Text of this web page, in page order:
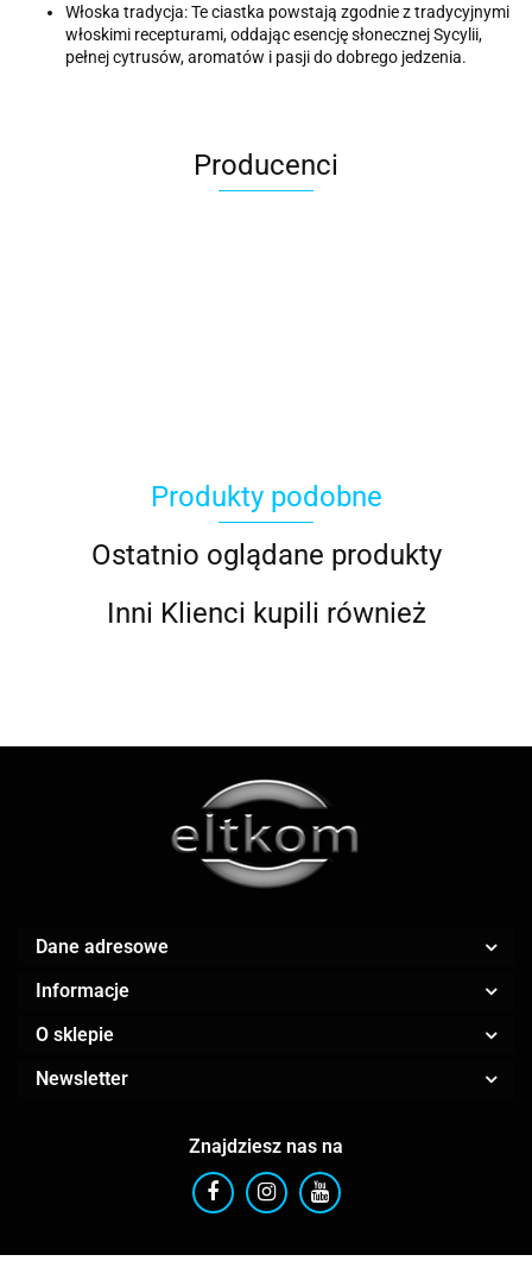
Włoska tradycja: Te ciastka powstają zgodnie z tradycyjnymi
włoskimi recepturami, oddając esencję słonecznej Sycylii,
pełnej cytrusów, aromatów i pasji do dobrego jedzenia.
Producenci
ACOOL TOY
AMAZFIT
Apple
Produkty podobne
Ostatnio oglądane produkty
Inni Klienci kupili również
Dane adresowe
Informacje
O sklepie
Newsletter
Znajdziesz nas na